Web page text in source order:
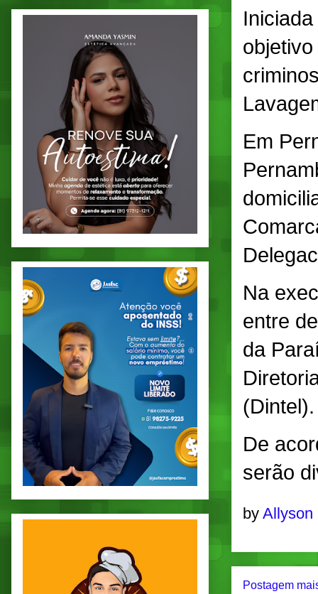
Em
Na
entre
da
(Dintel).
De
serão
by
Postagem